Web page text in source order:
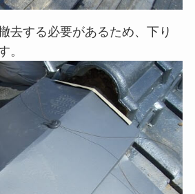
去する必要があるため、下り
。